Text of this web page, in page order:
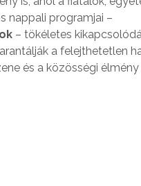
nappali programjai –
– tökéletes
a felejthetetlen
és a közösségi